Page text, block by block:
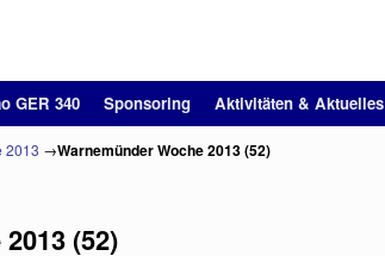
GER 340 Sponsoring Aktivitäten & Aktuelles
2013 →Warnemünder Woche 2013 (52)
(52)